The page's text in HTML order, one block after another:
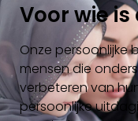
Voor wie
Onze persoonlijke
mensen die
verbeteren van
persoonlijke